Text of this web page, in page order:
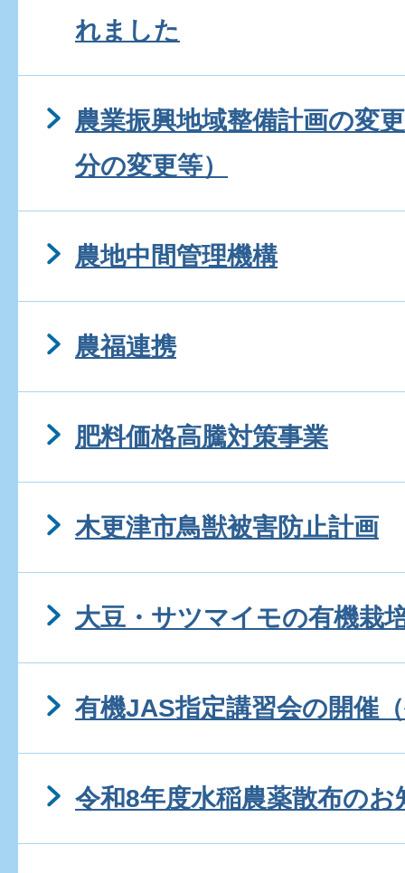
れました
農業振興地域整備計画の変
分の変更等）
農地中間管理機構
農福連携
肥料価格高騰対策事業
木更津市鳥獣被害防止計画
大豆・サツマイモの有機栽
有機JAS指定講習会の開催
令和8年度水稲農薬散布のお